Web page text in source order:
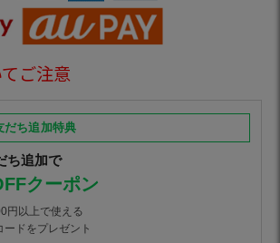
ご注意
だち追加特典
ち追加で
クーポン
円以上で使える
ードをプレゼント